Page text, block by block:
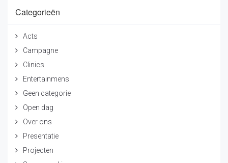
Categorieën
Acts
Campagne
Clinics
Entertainmens
Geen categorie
Open dag
Over ons
Presentatie
Projecten